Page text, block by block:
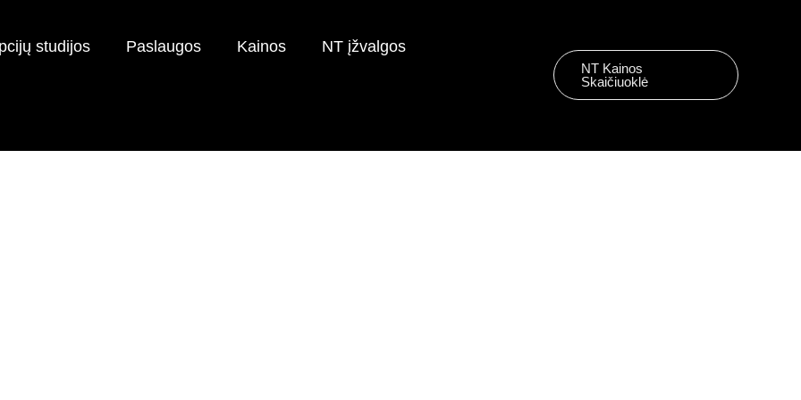
studijos Paslaugos Kainos NT įžvalgos
NT Kainos
Skaičiuoklė